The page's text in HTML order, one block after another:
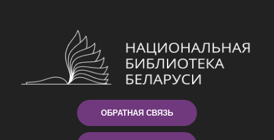
ОБРАТНАЯ СВЯЗЬ